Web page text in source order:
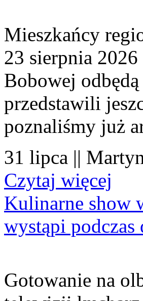
Mieszkańcy
23 sierpnia
Bobowej
przedstawili
poznaliśmy już
31 lipca ||
Czytaj więcej
Kulinarne show
wystąpi podczas
Gotowanie na